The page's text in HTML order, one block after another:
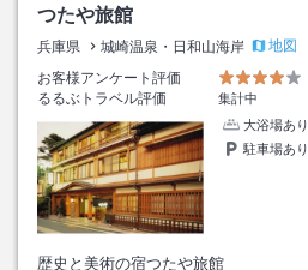
つたや旅館
兵庫県 城崎温泉・日和山海岸
地図
お客様アンケート評価
るるぶトラベル評価
集計中
大浴場あり
駐車場あり
歴史と美術の宿つたや旅館